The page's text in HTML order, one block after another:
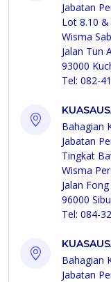
Jabatan
Lot 8.10
Wisma
Jalan Tun
93000
Tel: 082-
Bahagian
Jabatan
Tingkat
Wisma
Jalan
96000
Tel: 084-
Bahagian
Jabatan